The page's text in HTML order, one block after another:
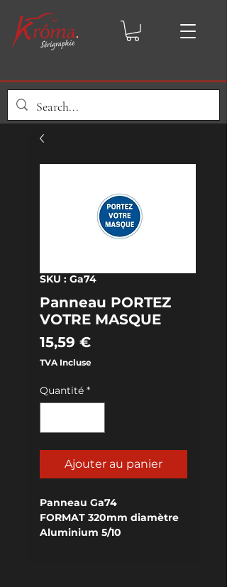
SKU : Ga74
Panneau PORTEZ
VOTRE MASQUE
15,59 €Prix
TVA Incluse
Quantité *
Ajouter au panier
Panneau Ga74
FORMAT 320mm diamètre
Aluminium 5/10